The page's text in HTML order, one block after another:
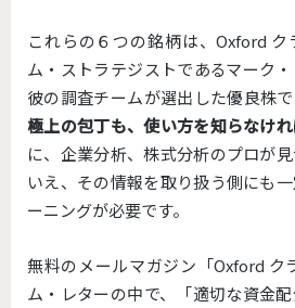
これらの６つの銘柄は、Oxford
ム・ストラテジストであるマーク
彼の調査チームが選出した優良株で
極上の包丁も、使い方を知らなけ
に、企業分析、株式分析のプロが
いえ、その情報を取り扱う側にも
ーニングが必要です。
無料のメールマガジン「Oxford ク
ム・レターの中で、「適切な資金